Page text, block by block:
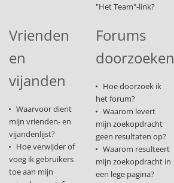
"Het Team"-link?
Vrienden
en
vijanden
Waarvoor dient
mijn vrienden- en
vijandenlijst?
Hoe verwijder of
voeg ik gebruikers
toe aan mijn
Forums
doorzoeken
Hoe doorzoek ik
het forum?
Waarom levert
mijn zoekopdracht
geen resultaten op?
Waarom resulteert
mijn zoekopdracht in
een lege pagina?